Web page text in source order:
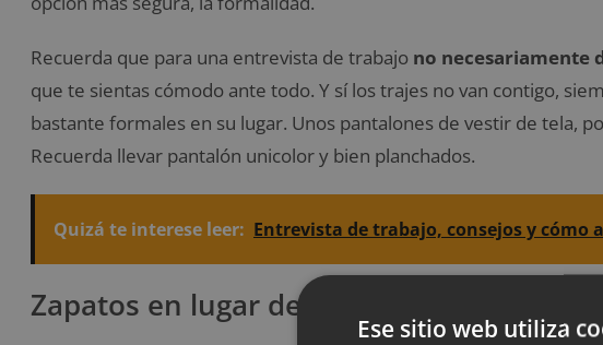
Recuerda que para una entrevista de trabajo no necesariamente
que te sientas cómodo ante todo. Y sí los trajes no van contigo,
bastante formales en su lugar. Unos pantalones de vestir de tela,
Recuerda llevar pantalón unicolor y bien planchados.
Quizá te interese leer: Entrevista de trabajo, consejos y cómo
Zapatos en lugar de botas
Ese sitio web utiliza